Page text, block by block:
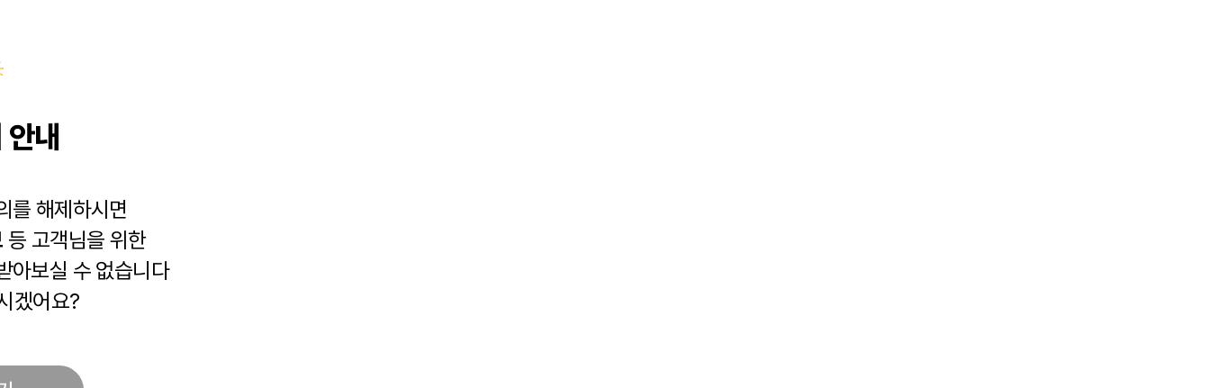
내
를 해제하시면
등 고객님을 위한
아보실 수 없습니다
겠어요?